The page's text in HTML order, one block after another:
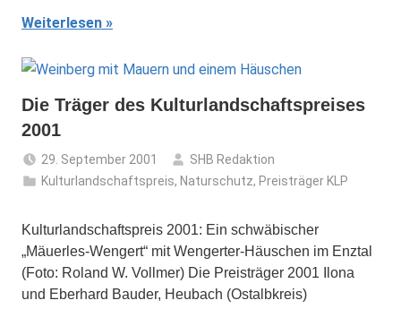
Weiterlesen
Die Träger des Kulturlandschaftspreises
2001
29. September 2001
SHB Redaktion
Kulturlandschaftspreis, Naturschutz, Preisträger KLP
Kulturlandschaftspreis 2001: Ein schwäbischer
„Mäuerles-Wengert“ mit Wengerter-Häuschen im Enztal
(Foto: Roland W. Vollmer) Die Preisträger 2001 Ilona
und Eberhard Bauder, Heubach (Ostalbkreis)